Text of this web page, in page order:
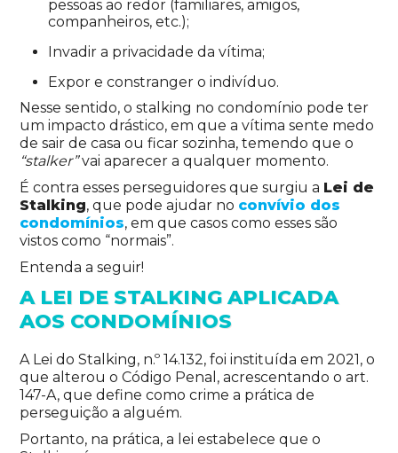
pessoas ao redor (familiares, amigos,
companheiros, etc.);
Invadir a privacidade da vítima;
Expor e constranger o indivíduo.
Nesse sentido, o stalking no condomínio pode ter
um impacto drástico, em que a vítima sente medo
de sair de casa ou ficar sozinha, temendo que o
“stalker”vai aparecer a qualquer momento.
É contra esses perseguidores que surgiu a Lei de
Stalking, que pode ajudar no convívio dos
condomínios, em que casos como esses são
vistos como “normais”.
Entenda a seguir!
A LEI DE STALKING APLICADA
AOS CONDOMÍNIOS
A Lei do Stalking, n.º 14.132, foi instituída em 2021, o
que alterou o Código Penal, acrescentando o art.
147-A, que define como crime a prática de
perseguição a alguém.
Portanto, na prática, a lei estabelece que o